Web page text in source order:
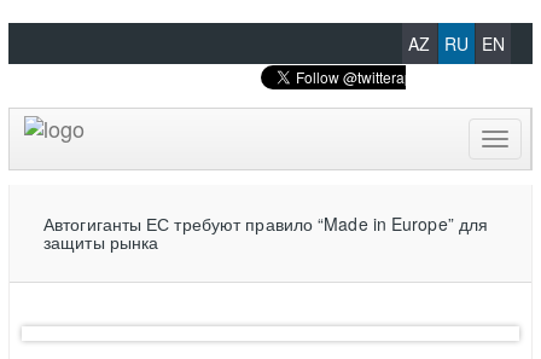
AZ RU EN
Автогиганты ЕС требуют правило “Made in Europe” для
защиты рынка